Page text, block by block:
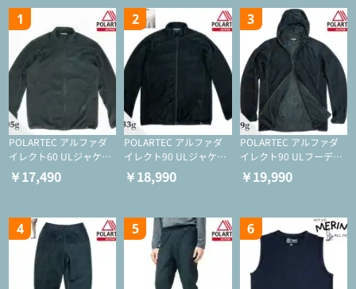
1
POLARTEC アルファダ
イレクト60 ULジャケッ
ト（登山/ミドルレイヤ
ー/化繊ジャケット）
￥17,490
2
POLARTEC アルファダ
イレクト90 ULジャケッ
ト（アクティブインサレ
ーション/ミドルレイヤ
￥18,990
3
POLARTEC アルファダ
イレクト90 ULフーディ
（アクティブインサレー
ション/ミドルレイヤー/
￥19,990
4 5 6